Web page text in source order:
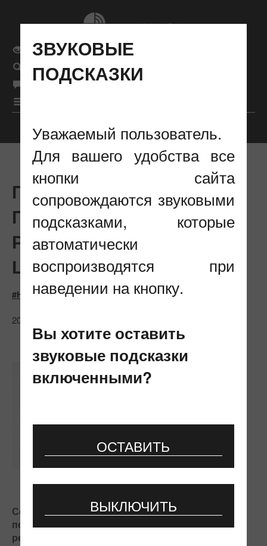
ЗВУКОВЫЕ
ПОДСКАЗКИ
Уважаемый пользователь.
Для вашего удобства все
кнопки сайта
сопровождаются звуковыми
подсказками, которые
автоматически
воспроизводятся при
наведении на кнопку.
Вы хотите оставить
звуковые подсказки
включенными?
ОСТАВИТЬ
ВЫКЛЮЧИТЬ
Обычная версия сайта
Поиск
Язык сайта
рус| бел| eng
Настройки отображения
ПРАВИТЕЛЬСТВОМ
ПРИНЯТЫ МЕРЫ ПО
РЕАЛИЗАЦИИ УКАЗА О
ЦИФРОВОМ РАЗВИТИИ
#Нормативные правовые акты
20.03.2024
Советом Министров 15 марта 2024 г. принято
постановление № 184, направленное на
реализацию Указа Президента Республики